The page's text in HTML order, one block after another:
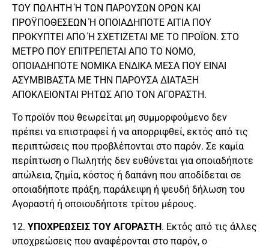
ΤΟΥ ΠΩΛΗΤΗ Ή ΤΩΝ ΠΑΡΟΥΣΩΝ ΟΡΩΝ ΚΑΙ
ΠΡΟΫΠΟΘΕΣΕΩΝ Ή ΟΠΟΙΑΔΗΠΟΤΕ ΑΙΤΙΑ ΠΟΥ
ΠΡΟΚΥΠΤΕΙ ΑΠΟ Ή ΣΧΕΤΙΖΕΤΑΙ ΜΕ ΤΟ ΠΡΟΪΟΝ. ΣΤΟ
ΜΕΤΡΟ ΠΟΥ ΕΠΙΤΡΕΠΕΤΑΙ ΑΠΟ ΤΟ ΝΟΜΟ,
ΟΠΟΙΑΔΗΠΟΤΕ ΝΟΜΙΚΑ ΕΝΔΙΚΑ ΜΕΣΑ ΠΟΥ ΕΙΝΑΙ
ΑΣΥΜΒΙΒΑΣΤΑ ΜΕ ΤΗΝ ΠΑΡΟΥΣΑ ΔΙΑΤΑΞΗ
ΑΠΟΚΛΕΙΟΝΤΑΙ ΡΗΤΩΣ ΑΠΟ ΤΟΝ ΑΓΟΡΑΣΤΗ.
Το προϊόν που θεωρείται μη συμμορφούμενο δεν
πρέπει να επιστραφεί ή να απορριφθεί, εκτός από τις
περιπτώσεις που προβλέπονται στο παρόν. Σε καμία
περίπτωση ο Πωλητής δεν ευθύνεται για οποιαδήποτε
απώλεια, ζημία, κόστος ή δαπάνη που αποδίδεται σε
οποιαδήποτε πράξη, παράλειψη ή ψευδή δήλωση του
Αγοραστή ή οποιουδήποτε τρίτου μέρους.
12. ΥΠΟΧΡΕΩΣΕΙΣ ΤΟΥ ΑΓΟΡΑΣΤΗ . Εκτός από τις άλλες
υποχρεώσεις που αναφέρονται στο παρόν, ο